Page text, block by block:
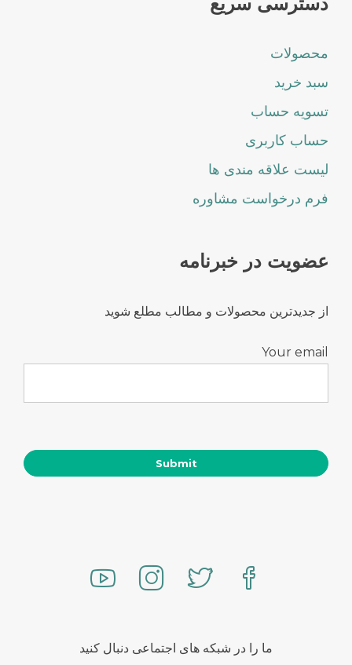
محصولات
سبد خرید
تسویه حساب
حساب کاربری
لیست علاقه مندی ها
فرم درخواست مشاوره
عضویت در خبرنامه
از جدیدترین محصولات و مطالب مطلع شوید
Your email
ما را در شبکه های اجتماعی دنبال کنید